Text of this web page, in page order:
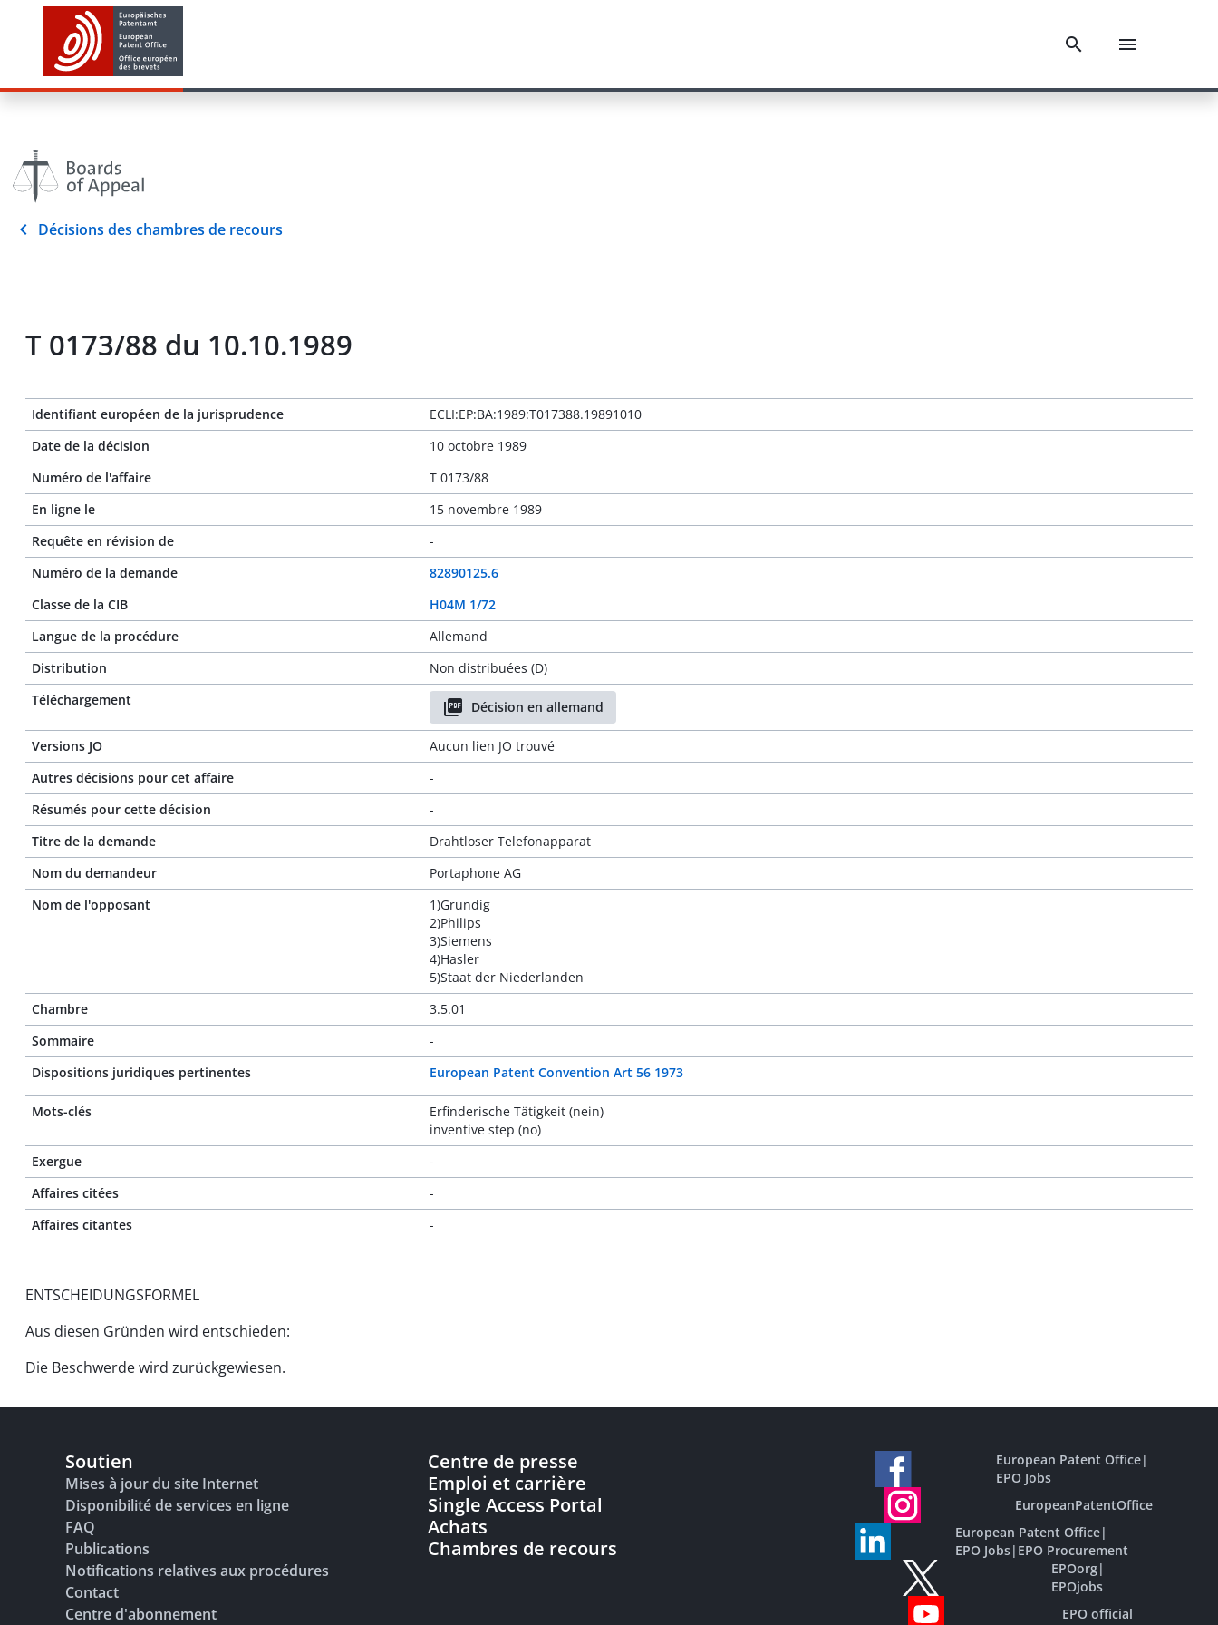
Décisions des chambres de recours
T 0173/88 du 10.10.1989
Identifiant européen de la jurisprudence
ECLI:EP:BA:1989:T017388.19891010
Date de la décision
10 octobre 1989
Numéro de l'affaire
T 0173/88
En ligne le
15 novembre 1989
Requête en révision de
-
Numéro de la demande
82890125.6
Classe de la CIB
H04M 1/72
Langue de la procédure
Allemand
Distribution
Non distribuées (D)
Téléchargement
Décision en allemand
Versions JO
Aucun lien JO trouvé
Autres décisions pour cet affaire
-
Résumés pour cette décision
-
Titre de la demande
Drahtloser Telefonapparat
Nom du demandeur
Portaphone AG
Nom de l'opposant
1)Grundig
2)Philips
3)Siemens
4)Hasler
5)Staat der Niederlanden
Chambre
3.5.01
Sommaire
-
Dispositions juridiques pertinentes
European Patent Convention Art 56 1973
Mots-clés
Erfinderische Tätigkeit (nein)
inventive step (no)
Exergue
-
Affaires citées
-
Affaires citantes
-
ENTSCHEIDUNGSFORMEL
Aus diesen Gründen wird entschieden:
Die Beschwerde wird zurückgewiesen.
Soutien
Mises à jour du site Internet
Disponibilité de services en ligne
FAQ
Publications
Notifications relatives aux procédures
Contact
Centre d'abonnement
Centre de presse
Emploi et carrière
Single Access Portal
Achats
Chambres de recours
European Patent Office|
EPO Jobs
EuropeanPatentOffice
European Patent Office|
EPO Jobs| EPO Procurement
EPOorg|
EPOjobs
EPO official